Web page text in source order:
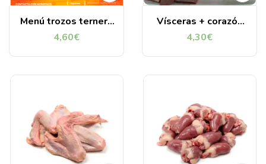
Menú trozos ternera
1kg
4,60€
Vísceras + corazón
Vacuno (1 Kg).
Ternera asturiana
4,30€